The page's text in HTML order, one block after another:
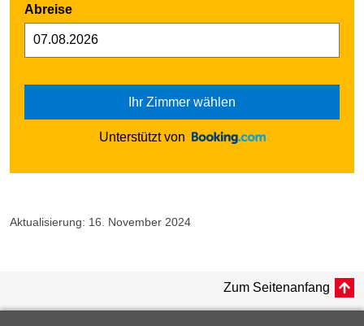
Abreise
Ihr Zimmer wählen
Unterstützt von
Aktualisierung: 16. November 2024
Zum Seitenanfang